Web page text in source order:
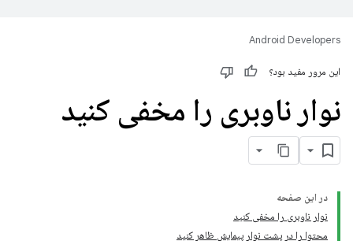
Android Developers
این مرور مفید بود؟
نوار ناوبری را مخفی کنید
در این صفحه
نوار ناوبری را مخفی کنید
محتوا را در پشت نوار پیمایش ظاهر کنید